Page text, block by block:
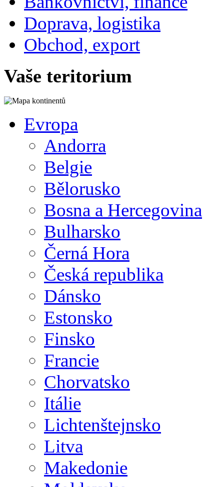
Doprava, logistika
Obchod, export
Vaše teritorium
Evropa
Andorra
Belgie
Bělorusko
Bosna a Hercegovina
Bulharsko
Černá Hora
Česká republika
Dánsko
Estonsko
Finsko
Francie
Chorvatsko
Itálie
Lichtenštejnsko
Litva
Makedonie